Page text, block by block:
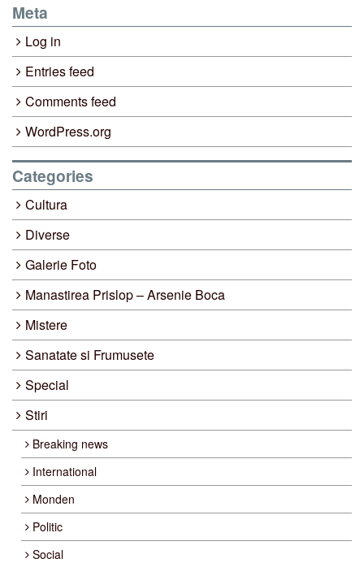
Meta
Log in
Entries feed
Comments feed
WordPress.org
Categories
Cultura
Diverse
Galerie Foto
Manastirea Prislop – Arsenie Boca
Mistere
Sanatate si Frumusete
Special
Stiri
Breaking news
International
Monden
Politic
Social